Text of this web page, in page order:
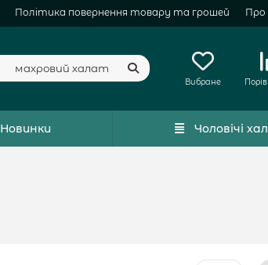
Політика повернення товару та грошей Про
Вибране
Новинки Чоловічі